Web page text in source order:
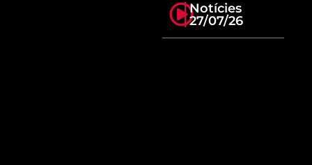
Notícies
27/07/26